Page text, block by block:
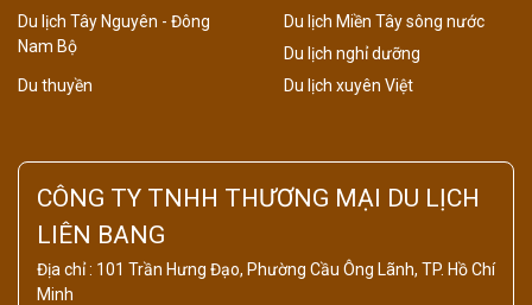
Du lịch Tây Nguyên - Đông
Nam Bộ
Du lịch Miền Tây sông nước
Du lịch nghỉ dưỡng
Du thuyền
Du lịch xuyên Việt
CÔNG TY TNHH THƯƠNG MẠI DU LỊCH
LIÊN BANG
Địa chỉ : 101 Trần Hưng Đạo, Phường Cầu Ông Lãnh, TP. Hồ Chí
Minh